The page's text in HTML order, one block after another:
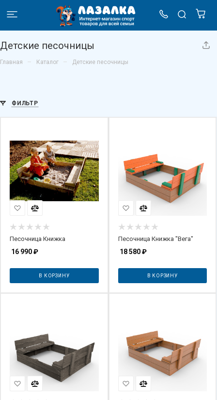
Детские песочницы
Главная – Каталог – Детские песочницы
ФИЛЬТР
Песочница Книжка
16 990₽
В КОРЗИНУ
Песочница Книжка "Вега"
18 580₽
В КОРЗИНУ